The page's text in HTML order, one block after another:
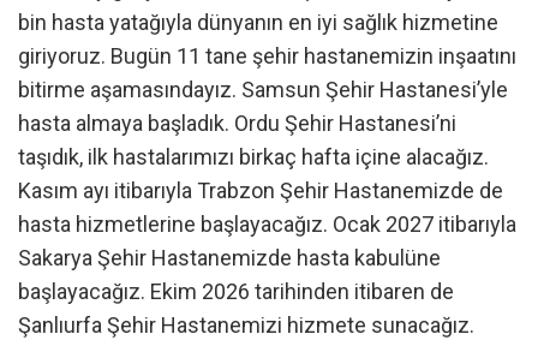
bin hasta yatağıyla dünyanın en iyi sağlık hizmetine
giriyoruz. Bugün 11 tane şehir hastanemizin inşaatını
bitirme aşamasındayız. Samsun Şehir Hastanesi’yle
hasta almaya başladık. Ordu Şehir Hastanesi’ni
taşıdık, ilk hastalarımızı birkaç hafta içine alacağız.
Kasım ayı itibarıyla Trabzon Şehir Hastanemizde de
hasta hizmetlerine başlayacağız. Ocak 2027 itibarıyla
Sakarya Şehir Hastanemizde hasta kabulüne
başlayacağız. Ekim 2026 tarihinden itibaren de
Şanlıurfa Şehir Hastanemizi hizmete sunacağız.